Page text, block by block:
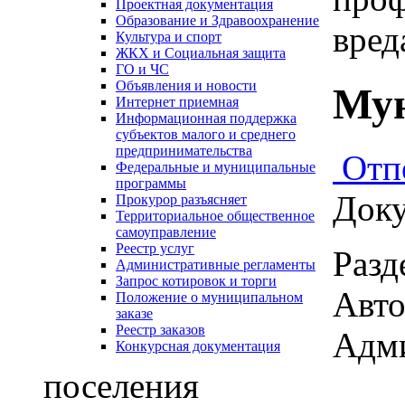
Проектная документация
Образование и Здравоохранение
Культура и спорт
ЖКХ и Социальная защита
ГО и ЧС
Объявления и новости
Интернет приемная
Информационная поддержка
субъектов малого и среднего
предпринимательства
Федеральные и муниципальные
программы
Прокурор разъясняет
Территориальное общественное
самоуправление
Реестр услуг
Административные регламенты
Запрос котировок и торги
Положение о муниципальном
заказе
Реестр заказов
Конкурсная документация
поселения